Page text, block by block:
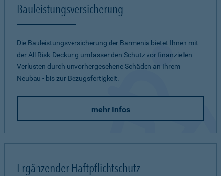
Bauleistungsversicherung
Die Bauleistungsversicherung der Barmenia bietet Ihnen mit
der All-Risk-Deckung umfassenden Schutz vor finanziellen
Verlusten durch unvorhergesehene Schäden an Ihrem
Neubau - bis zur Bezugsfertigkeit.
mehr Infos
Ergänzender Haftpflichtschutz